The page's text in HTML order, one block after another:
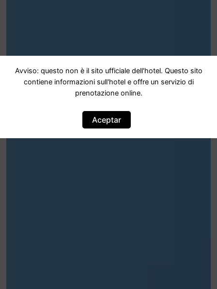
Avviso: questo non è il sito ufficiale dell'hotel. Questo sito
contiene informazioni sull'hotel e offre un servizio di
prenotazione online.
Aceptar